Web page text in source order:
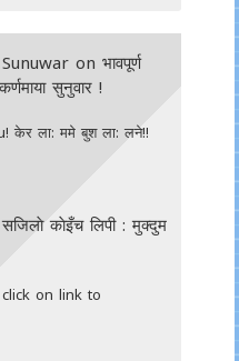
onभावपूर्ण
सुनुवार !
केर ला: ममे बुश ला: लने!!
सजिलाे काेइँच लिपी : मुक्दुम
click on link to